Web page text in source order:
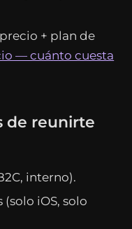
+ plan de
— cuánto cuesta
de reunirte
interno).
iOS, solo